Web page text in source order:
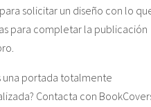
solicitar un diseño con lo
para completar la publicación
una portada totalmente
Contacta con